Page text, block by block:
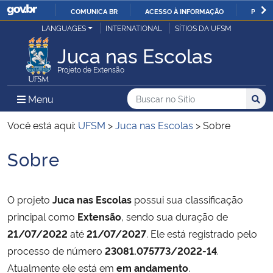
IR
O
COMUNICA BR ACESSO À INFORMAÇÃO
Ministério da Justiça e Segurança Pública
Ministério da Defesa
Ministério das Relações Exteriores
Ministério da Economia
Ministério da Agricultura, Pecuária e Abastecimento
Ministério da Educação
LANGUAGES INTERNATIONAL SÍTIOS DA UFSM
Juca nas Escolas
Projeto de Extensão
Menu Menu Principal do Sítio
Busca
Buscar no no Sítio
Busca:
Você está aqui: UFSM >Juca nas Escolas >Sobre
Início do conteúdo
Sobre
O projeto Juca nas Escolas possui sua classificação
principal como Extensão, sendo sua duração de
21/07/2022 até21/07/2027. Ele está registrado pelo
processo de número 23081.075773/2022-14.
Atualmente ele está em em andamento.